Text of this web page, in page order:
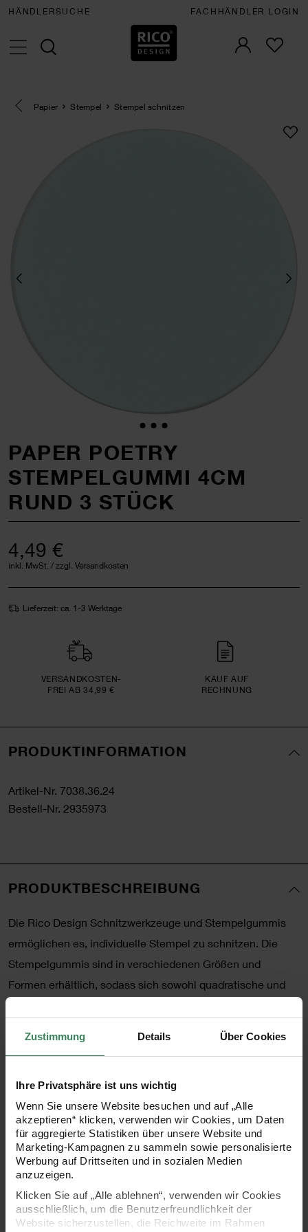
Zustimmung Details Über Cookies
Ihre Privatsphäre ist uns wichtig
Wenn Sie unsere Website besuchen und auf „Alle
akzeptieren“ klicken, verwenden wir Cookies, um Daten
für aggregierte Statistiken über unsere Website und
Marketing-Kampagnen zu sammeln sowie personalisierte
Werbung auf Drittseiten und in sozialen Medien
anzuzeigen.
Klicken Sie auf „Alle ablehnen“, verwenden wir Cookies
ausschließlich, um die Benutzerfreundlichkeit der
Website sicherzustellen, die Reichweite im Rahmen
HÄNDLERSUCHE FACHHÄNDLER LOGIN
Eine Kategorie zurück navigieren
Papier Stempel Stempel schnitzen
PAPER POETRY
STEMPELGUMMI 4CM
RUND 3 STÜCK
4,49 €
inkl. MwSt. / zzgl. Versandkosten
Lieferzeit: ca. 1-3 Werktage
VERSAND­KOSTEN­
FREI AB 34,99 €
KAUF AUF
RECHNUNG
PRODUKTINFORMATION
Artikel-Nr. 7038.36.24
Bestell-Nr. 2935973
PRODUKTBESCHREIBUNG
Die Rico Design Schnitzwerkzeuge und Stempelgummis
ermöglichen es, individuelle Stempel zu schnitzen. Die
Stempelgummis sind in verschiedenen Größen und
Formen erhältlich, sodass sich sowohl quadratische und
Schnitzwerkzeugen sehr leicht bearbeiten lässt, können
Stempel kreieren. Beim Gestalten sind Ihrer Kreativität
keine Grenzen gesetzt. Ob ausgefallene Muster,
personalisierte Slogans oder verspielte Motive – mit dem
vielseitigen Schnitzwerkzeug lassen sich zahlreiche
Entwürfe verwirklichen! Zu jedem Stempelgummi gibt es
einen passenden Holzstempelblock oder -griff, an den sich
das bearbeitete Gummi ganz einfach mittels eines